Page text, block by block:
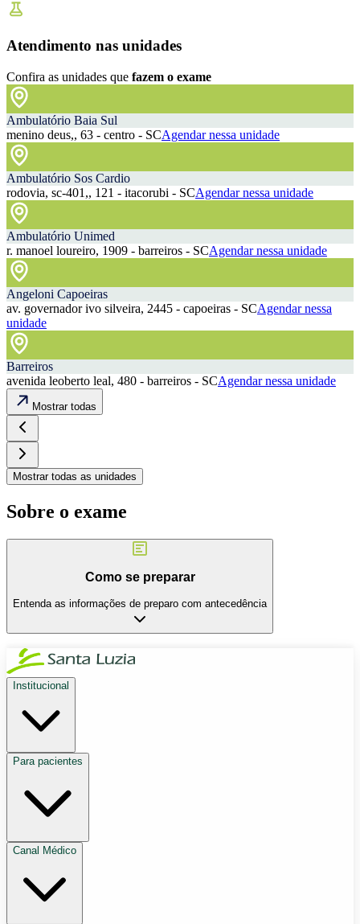
Atendimento nas unidades
Confira as unidades que fazem o exame
Ambulatório Baia Sul
menino deus,, 63 - centro - SCAgendar nessa unidade
Ambulatório Sos Cardio
rodovia, sc-401,, 121 - itacorubi - SCAgendar nessa unidade
Ambulatório Unimed
r. manoel loureiro, 1909 - barreiros - SCAgendar nessa unidade
Angeloni Capoeiras
av. governador ivo silveira, 2445 - capoeiras - SCAgendar nessa
unidade
Barreiros
avenida leoberto leal, 480 - barreiros - SCAgendar nessa unidade
Mostrar todas
Mostrar todas as unidades
Sobre o exame
Como se preparar
Entenda as informações de preparo com antecedência
Institucional
Para pacientes
Canal Médico